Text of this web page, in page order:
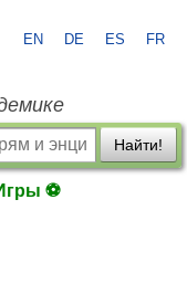
EN DE ES FR
Найти!
⚽